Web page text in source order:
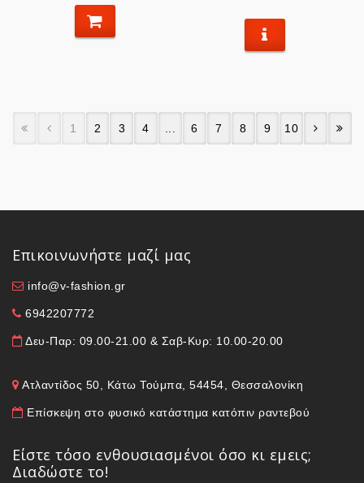
1 2 3 4 6 7 8 9 10
Επικοινωνήστε μαζί μας
info@v-fashion.gr
6942207772
Δευ-Παρ: 09.00-21.00 & Σαβ-Κυρ: 10.00-20.00
Ατλαντίδος 50, Κάτω Τούμπα, 54454, Θεσσαλονίκη
Επίσκεψη στο φυσικό κατάστημα κατόπιν ραντεβού
Είστε τόσο ενθουσιασμένοι όσο κι εμεις;
Διαδώστε το!